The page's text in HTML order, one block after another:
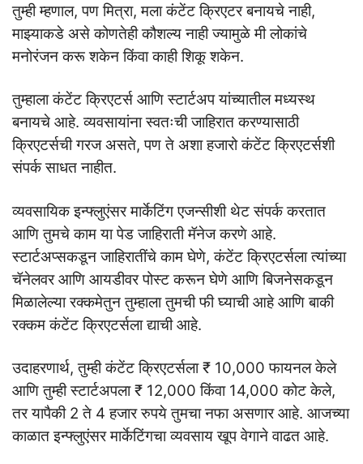
तुम्ही म्हणाल, पण मित्रा, मला कंटेंट क्रिएटर बनायचे नाही,
माझ्याकडे असे कोणतेही कौशल्य नाही ज्यामुळे मी लोकांचे
मनोरंजन करू शकेन किंवा काही शिकू शकेन.
तुम्हाला कंटेंट क्रिएटर्स आणि स्टार्टअप यांच्यातील मध्यस्थ
बनायचे आहे. व्यवसायांना स्वतःची जाहिरात करण्यासाठी
क्रिएटर्सची गरज असते, पण ते अशा हजारो कंटेंट क्रिएटर्सशी
संपर्क साधत नाहीत.
व्यवसायिक इन्फ्लुएंसर मार्केटिंग एजन्सीशी थेट संपर्क करतात
आणि तुमचे काम या पेड जाहिराती मॅनेज करणे आहे.
स्टार्टअप्सकडून जाहिरातींचे काम घेणे, कंटेंट क्रिएटर्सला त्यांच्या
चॅनेलवर आणि आयडीवर पोस्ट करून घेणे आणि बिजनेसकडून
मिळालेल्या रक्कमेतुन तुम्हाला तुमची फी घ्याची आहे आणि बाकी
रक्कम कंटेंट क्रिएटर्सला द्याची आहे.
उदाहरणार्थ, तुम्ही कंटेंट क्रिएटर्सला ₹ 10,000 फायनल केले
आणि तुम्ही स्टार्टअपला ₹ 12,000 किंवा 14,000 कोट केले,
तर यापैकी 2 ते 4 हजार रुपये तुमचा नफा असणार आहे. आजच्या
काळात इन्फ्लुएंसर मार्केटिंगचा व्यवसाय खूप वेगाने वाढत आहे.